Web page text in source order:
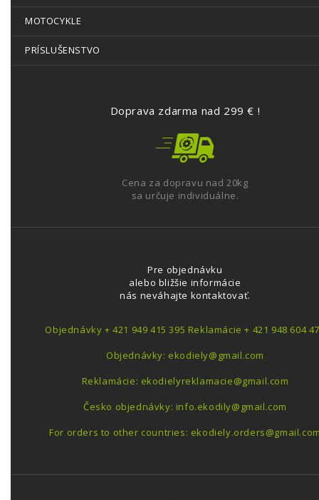
MOTOCYKLE
PRÍSLUŠENSTVO
Doprava zdarma nad 299 € !
Cena za dopravu nad 20kg
sa určuje individuálne.
Pre objednávku
alebo bližšie informácie
nás neváhajte kontaktovať.
Objednávky + 421 949 415 395 Reklamácie + 421 948 604
Objednávky: ekodiely@gmail.com
Reklamácie: ekodielyreklamacie@gmail.com
Česko objednávky: info.ekodily@gmail.com
For orders to other countries: